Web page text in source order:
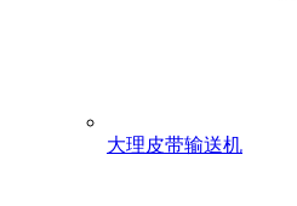
大理皮带输送机